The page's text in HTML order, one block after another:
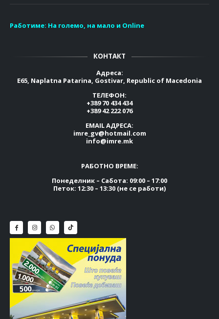
Работиме: На големо, на мало и Online
КОНТАКТ
Адреса:
E65, Naplatna Patarina, Gostivar, Republic of Macedonia
ТЕЛЕФОН:
+389 70 434 434
+389 42 222 076
EMAIL АДРЕСА:
imre_gv@hotmail.com
info@imre.mk
РАБОТНО ВРЕМЕ:
Понеделник – Сабота: 09:00 – 17:00
Петок: 12:30 – 13:30 (не се работи)